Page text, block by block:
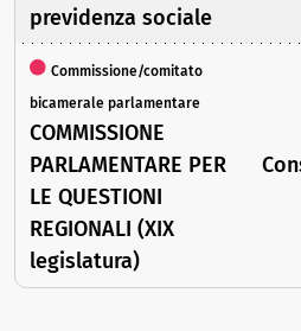
previdenza sociale
Commissione/comitato
bicamerale parlamentare
COMMISSIONE
PARLAMENTARE PER
LE QUESTIONI
REGIONALI (XIX
legislatura)